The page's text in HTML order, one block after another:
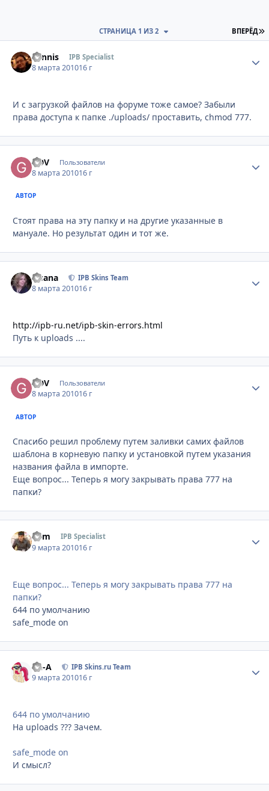
ВПЕРЁД
СТРАНИЦА 1 ИЗ 2
Sannis IPB Specialist
8 марта 201016 г
И с загрузкой файлов на форуме тоже самое? Забыли
права доступа к папке ./uploads/ проставить, chmod 777.
GDV Пользователи
8 марта 201016 г
АВТОР
Стоят права на эту папку и на другие указанные в
мануале. Но результат один и тот же.
Fisana IPB Skins Team
8 марта 201016 г
http://ipb-ru.net/ipb-skin-errors.html
Путь к uploads ....
GDV Пользователи
8 марта 201016 г
АВТОР
Спасибо решил проблему путем заливки самих файлов
шаблона в корневую папку и установкой путем указания
названия файла в импорте.
Еще вопрос... Теперь я могу закрывать права 777 на
папки?
Som IPB Specialist
9 марта 201016 г
Еще вопрос... Теперь я могу закрывать права 777 на
папки?
644 по умолчанию
safe_mode on
Ph-A IPB Skins.ru Team
9 марта 201016 г
644 по умолчанию
На uploads ??? Зачем.
safe_mode on
И смысл?